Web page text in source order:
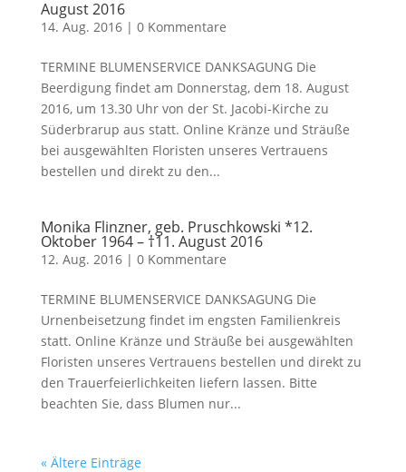
August 2016
14. Aug. 2016| 0 Kommentare
TERMINE BLUMENSERVICE DANKSAGUNG Die
Beerdigung findet am Donnerstag, dem 18. August
2016, um 13.30 Uhr von der St. Jacobi-Kirche zu
Süderbrarup aus statt. Online Kränze und Sträuße
bei ausgewählten Floristen unseres Vertrauens
bestellen und direkt zu den...
Monika Flinzner, geb. Pruschkowski *12.
Oktober 1964 – †11. August 2016
12. Aug. 2016| 0 Kommentare
TERMINE BLUMENSERVICE DANKSAGUNG Die
Urnenbeisetzung findet im engsten Familienkreis
statt. Online Kränze und Sträuße bei ausgewählten
Floristen unseres Vertrauens bestellen und direkt zu
den Trauerfeierlichkeiten liefern lassen. Bitte
beachten Sie, dass Blumen nur...
« Ältere Einträge